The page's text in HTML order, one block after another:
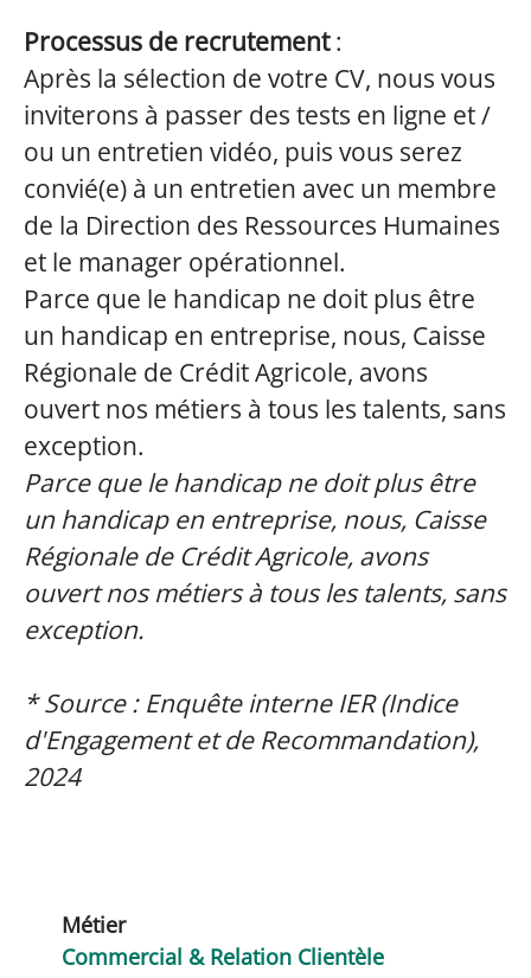
Processus de recrutement:
Après la sélection de votre CV, nous vous
inviterons à passer des tests en ligne et /
ou un entretien vidéo, puis vous serez
convié(e) à un entretien avec un membre
de la Direction des Ressources Humaines
et le manager opérationnel.
Parce que le handicap ne doit plus être
un handicap en entreprise, nous, Caisse
Régionale de Crédit Agricole, avons
ouvert nos métiers à tous les talents, sans
exception.
Parce que le handicap ne doit plus être
un handicap en entreprise, nous, Caisse
Régionale de Crédit Agricole, avons
ouvert nos métiers à tous les talents, sans
exception.
* Source : Enquête interne IER (Indice
d'Engagement et de Recommandation),
2024
Métier
Commercial & Relation Clientèle